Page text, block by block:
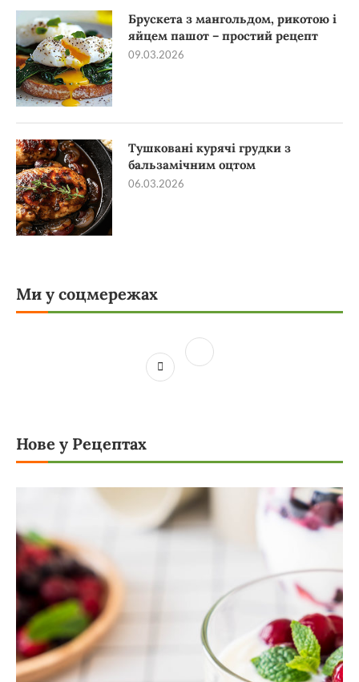
Брускета з мангольдом, рикотою і
яйцем пашот – простий рецепт
09.03.2026
Тушковані курячі грудки з
бальзамічним оцтом
06.03.2026
Ми у соцмережах
Нове у Рецептах